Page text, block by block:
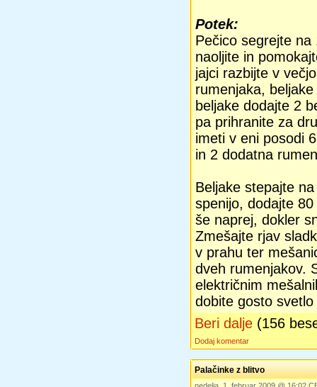
Potek:
Pečico segrejte na
naoljite in
jajci razbijte v
rumenjaka,
beljake dodajte 2
pa prihranite za
imeti v eni posodi
in 2 dodatna
Beljake stepajte
spenijo, dodajte
še naprej, dokler
Zmešajte rjav
v prahu ter
dveh rumenjakov.
električnim
dobite gosto
Beri dalje (156
Dodaj komentar
Palačinke z blitvo